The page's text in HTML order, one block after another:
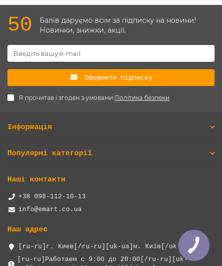
50
Балів даруємо всім за підписку на новини!
Новинки, знижки, акції.
Оформити підписку
Я прочитав і згоден з умовами Політика безпеки
Інформація
Популярні категорії
Наші контакти
+38 098-112-10-13
info@emart.co.ua
Наш адрес
[ru-ru]г. Киев[/ru-ru][uk-ua]м. Київ[/uk-ua]
[ru-ru]Работаем с 9:00 до 20:00[/ru-ru][uk-
КНОПКА
ЗВ'ЯЗКУ